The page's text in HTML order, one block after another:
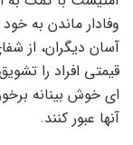
وفادار ماندن به
آسان دیگران، از
قیمتی افراد را
ای خوش بینانه
آنها عبور کنند.